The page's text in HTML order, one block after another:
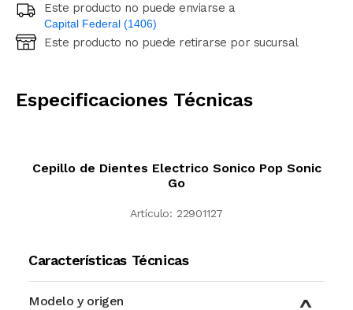
Este producto no puede enviarse a
Capital Federal (1406)
Ingresá código postal (sólo números)
Este producto no puede retirarse por sucursal
Especificaciones Técnicas
Cepillo de Dientes Electrico Sonico Pop Sonic
Go
Artículo: 22901127
Características Técnicas
Modelo y origen